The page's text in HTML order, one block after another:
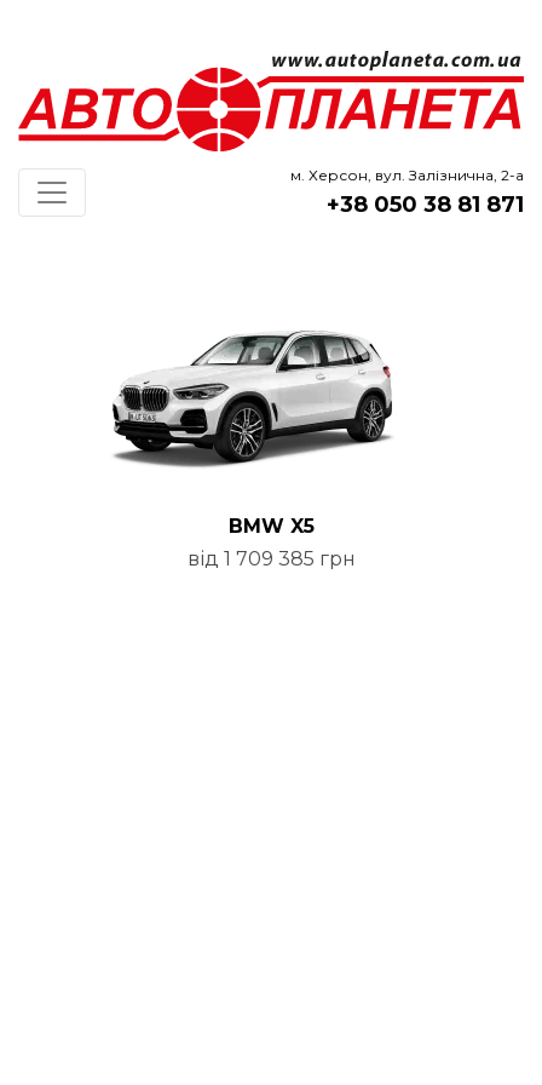
м. Херсон, вул. Залізнична, 2-а
+38 050 38 81 871
BMW X5
від 1 709 385 грн